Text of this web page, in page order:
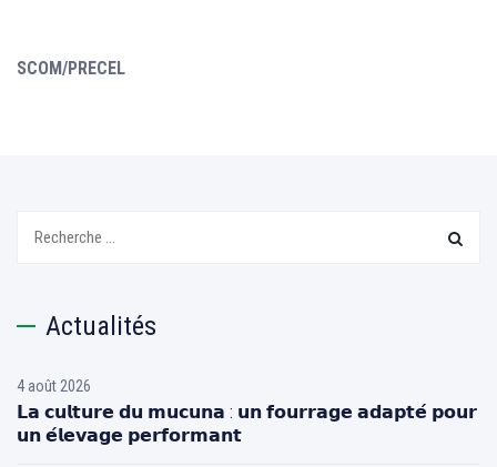
SCOM/PRECEL
Actualités
4 août 2026
𝗟𝗮 𝗰𝘂𝗹𝘁𝘂𝗿𝗲 𝗱𝘂 𝗺𝘂𝗰𝘂𝗻𝗮 : 𝘂𝗻 𝗳𝗼𝘂𝗿𝗿𝗮𝗴𝗲 𝗮𝗱𝗮𝗽𝘁𝗲́ 𝗽𝗼𝘂𝗿
𝘂𝗻 𝗲́𝗹𝗲𝘃𝗮𝗴𝗲 𝗽𝗲𝗿𝗳𝗼𝗿𝗺𝗮𝗻𝘁